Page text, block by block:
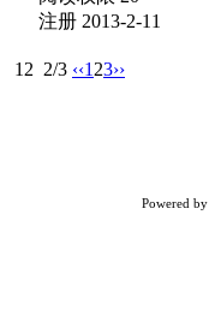
注册 2013-2-11
12 2/3 ‹‹1 23››
Powered by